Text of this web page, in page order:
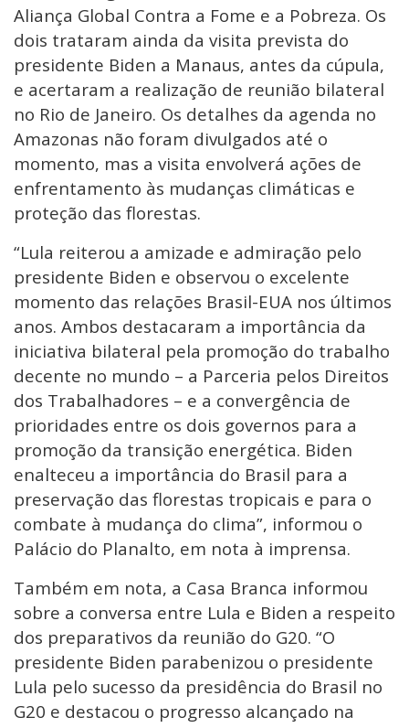
Aliança Global Contra a Fome e a Pobreza. Os
dois trataram ainda da visita prevista do
presidente Biden a Manaus, antes da cúpula,
e acertaram a realização de reunião bilateral
no Rio de Janeiro. Os detalhes da agenda no
Amazonas não foram divulgados até o
momento, mas a visita envolverá ações de
enfrentamento às mudanças climáticas e
proteção das florestas.
“Lula reiterou a amizade e admiração pelo
presidente Biden e observou o excelente
momento das relações Brasil-EUA nos últimos
anos. Ambos destacaram a importância da
iniciativa bilateral pela promoção do trabalho
decente no mundo – a Parceria pelos Direitos
dos Trabalhadores – e a convergência de
prioridades entre os dois governos para a
promoção da transição energética. Biden
enalteceu a importância do Brasil para a
preservação das florestas tropicais e para o
combate à mudança do clima”, informou o
Palácio do Planalto, em nota à imprensa.
Também em nota, a Casa Branca informou
sobre a conversa entre Lula e Biden a respeito
dos preparativos da reunião do G20. “O
presidente Biden parabenizou o presidente
Lula pelo sucesso da presidência do Brasil no
G20 e destacou o progresso alcançado na